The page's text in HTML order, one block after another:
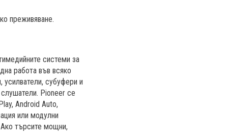
преживяване.
системи за
работа във всяко
субуфери и
слушатели. Pioneer се
Android Auto,
или модулни
търсите мощни,